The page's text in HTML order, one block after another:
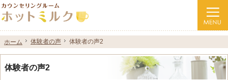
ホーム 体験者の声 体験者の声2
体験者の声2
人間関係・子育ての悩みなどお気軽にご相談ください。
大村市のメンタルヘルス・カウンセリングならホットミルク
ホーム 体験者の声 体験者の声2